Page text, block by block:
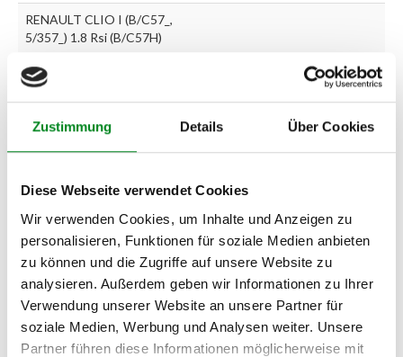
Zustimmung Details Über Cookies
Diese Webseite verwendet Cookies
Wir verwenden Cookies, um Inhalte und Anzeigen zu
personalisieren, Funktionen für soziale Medien anbieten
zu können und die Zugriffe auf unsere Website zu
analysieren. Außerdem geben wir Informationen zu Ihrer
Verwendung unserer Website an unsere Partner für
soziale Medien, Werbung und Analysen weiter. Unsere
Partner führen diese Informationen möglicherweise mit
RENAULT CLIO I (B/C57_,
5/357_) 1.8 Rsi (B/C57H)
RENAULT CLIO I (B/C57_,
5/357_) 1.9 D (B/C/S576,
B/C/S57L)
RENAULT CLIO I (B/C57_,
5/357_) 1.9 D
RENAULT CLIO I (B/C57_,
RENAULT CLIO II
(BB0/1/2_, CB0/1/2_) 2.0
16V Sport (CB0M)
RENAULT CLIO II
(BB0/1/2_, CB0/1/2_) 3.0
V6 Sport (CB1A)